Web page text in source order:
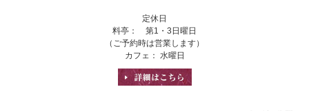
定休日
料亭： 第1・3日曜日
（ご予約時は営業します）
カフェ： 水曜日